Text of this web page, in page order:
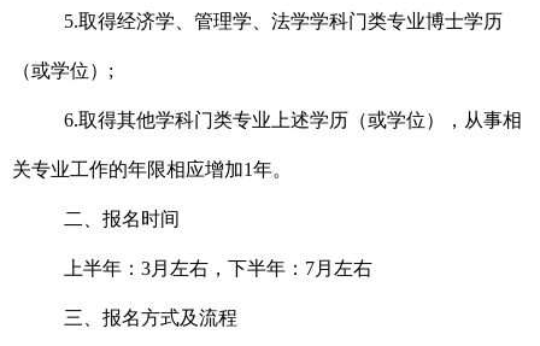
5.取得经济学、管理学、法学学科门类专业博士学历
（或学位）;
6.取得其他学科门类专业上述学历（或学位），从事相
关专业工作的年限相应增加1年。
二、报名时间
上半年：3月左右，下半年：7月左右
三、报名方式及流程